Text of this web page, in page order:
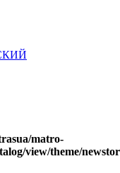
matro-
view/theme/